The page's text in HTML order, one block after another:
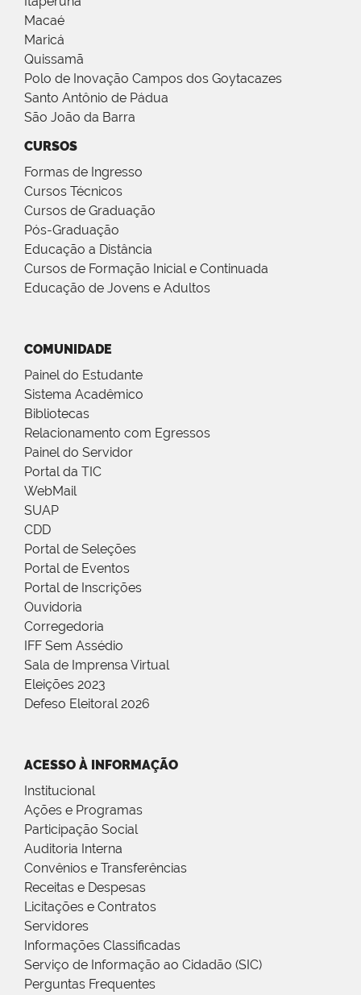
Macaé
Maricá
Quissamã
Polo de Inovação Campos dos Goytacazes
Santo Antônio de Pádua
São João da Barra
CURSOS
Formas de Ingresso
Cursos Técnicos
Cursos de Graduação
Pós-Graduação
Educação a Distância
Cursos de Formação Inicial e Continuada
Educação de Jovens e Adultos
COMUNIDADE
Painel do Estudante
Sistema Acadêmico
Bibliotecas
Relacionamento com Egressos
Painel do Servidor
Portal da TIC
WebMail
SUAP
CDD
Portal de Seleções
Portal de Eventos
Portal de Inscrições
Ouvidoria
Corregedoria
IFF Sem Assédio
Sala de Imprensa Virtual
Eleições 2023
Defeso Eleitoral 2026
ACESSO À INFORMAÇÃO
Institucional
Ações e Programas
Participação Social
Auditoria Interna
Convênios e Transferências
Receitas e Despesas
Licitações e Contratos
Servidores
Informações Classificadas
Serviço de Informação ao Cidadão (SIC)
Perguntas Frequentes